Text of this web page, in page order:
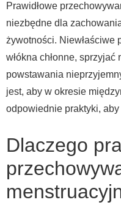
Prawidłowe
niezbędne dla
żywotności. Niewłaściwe
włókna chłonne,
powstawania
jest, aby w okresie
odpowiednie praktyki,
Dlaczego